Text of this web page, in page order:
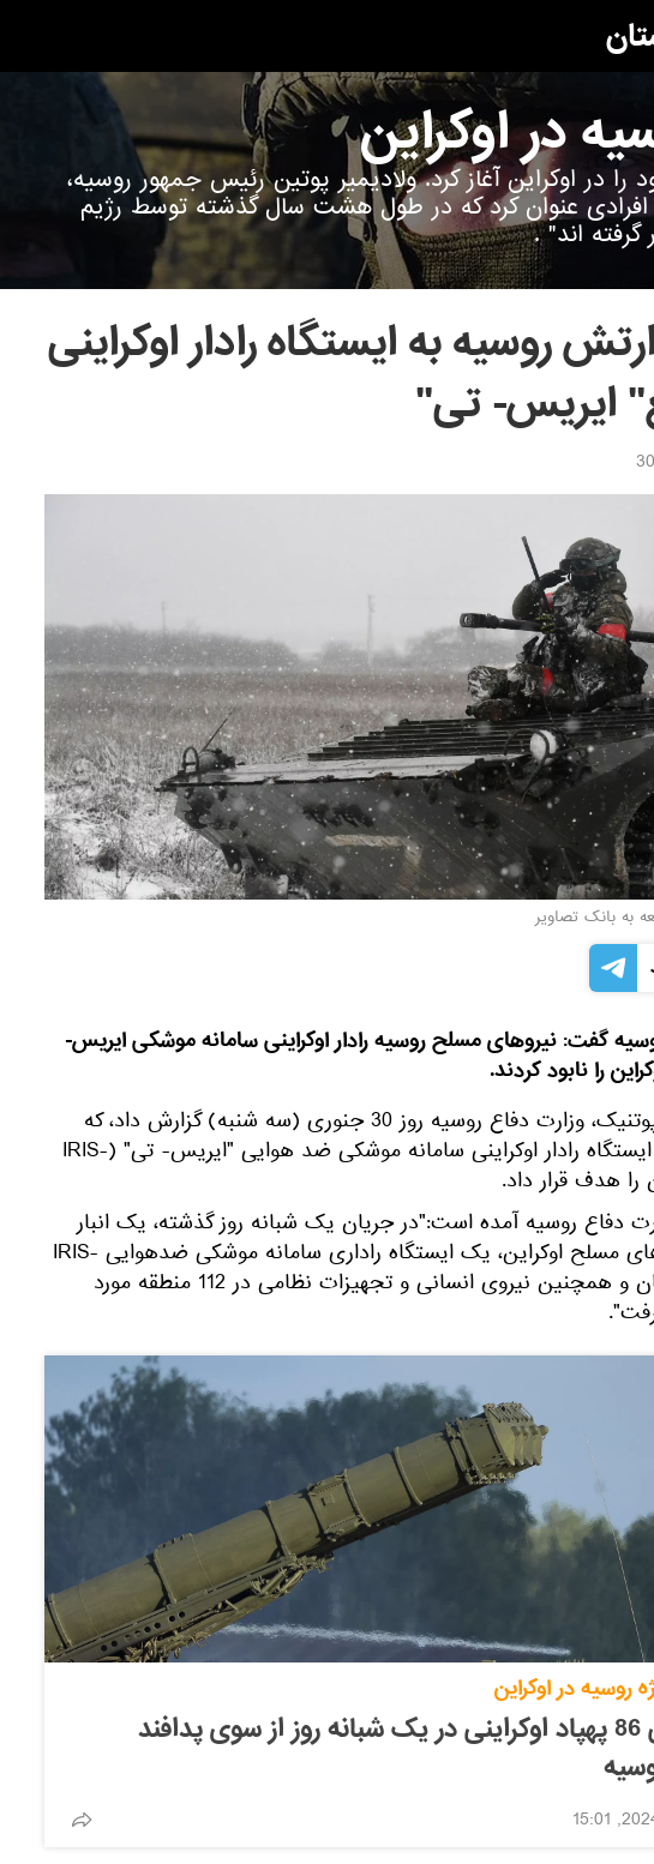
در اوکراین
خود را در اوکراین آغاز کرد. ولادیمیر پوتین رئیس جمهور روسیه،
عنوان کرد که در طول هشت سال گذشته توسط رژیم
اند" .
روسیه به ایستگاه رادار اوکراینی
ایریس- تی"
به بانک تصاویر
گفت: نیروهای مسلح روسیه رادار اوکراینی سامانه موشکی ایریس-
به گزارش اسپوتنیک، وزارت دفاع روسیه روز 30 جنوری (سه شنبه) گزارش داد، که
ارتش روسیه ایستگاه رادار اوکراینی سامانه موشکی ضد هوایی "ایریس- تی" (IRIS-
دفاع روسیه آمده است:"در جریان یک شبانه روز گذشته، یک انبار
سوخت نیروهای مسلح اوکراین، یک ایستگاه راداری سامانه موشکی ضدهوایی IRIS-
T ساخت آلمان و همچنین نیروی انسانی و تجهیزات نظامی در 112 منطقه مورد
روسیه در اوکراین
سرنگونی 86 پهپاد اوکراینی در یک شبانه روز از سوی پدافند